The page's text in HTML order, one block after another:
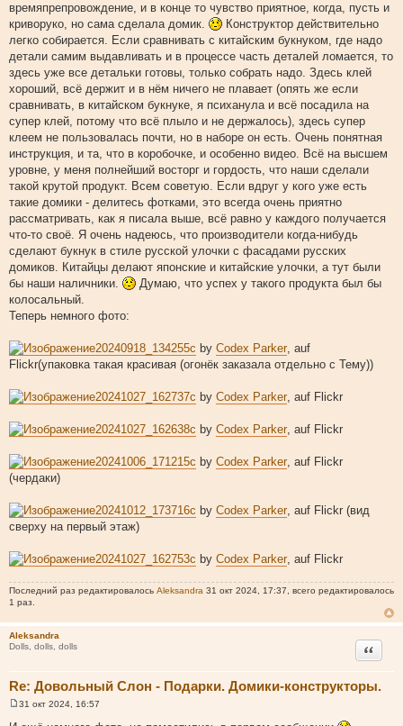
времяпрепровождение, и в конце то чувство приятное, когда, пусть и
криворуко, но сама сделала домик.
Конструктор действительно
легко собирается. Если сравнивать с китайским букнуком, где надо
детали самим выдавливать и в процессе часть деталей ломается, то
здесь уже все детальки готовы, только собрать надо. Здесь клей
хороший, всё держит и в нём ничего не плавает (опять же если
сравнивать, в китайском букнуке, я психанула и всё посадила на
супер клей, потому что всё плыло и не держалось), здесь супер
клеем не пользовалась почти, но в наборе он есть. Очень понятная
инструкция, и та, что в коробочке, и особенно видео. Всё на высшем
уровне, у меня полнейший восторг и гордость, что наши сделали
такой крутой продукт. Всем советую. Если вдруг у кого уже есть
такие домики - делитесь фотками, это всегда очень приятно
рассматривать, как я писала выше, всё равно у каждого получается
что-то своё. Я очень надеюсь, что производители когда-нибудь
сделают букнук в стиле русской улочки с фасадами русских
домиков. Китайцы делают японские и китайские улочки, а тут были
бы наши наличники.
Думаю, что успех у такого продукта был бы
колосальный.
Теперь немного фото:
20240918_134255c by Codex Parker, auf
Flickr(упаковка такая красивая (огонёк заказала отдельно с Тему))
20241027_162737c by Codex Parker, auf Flickr
20241027_162638c by Codex Parker, auf Flickr
20241006_171215c by Codex Parker, auf Flickr
(чердаки)
20241012_173716c by Codex Parker, auf Flickr (вид
сверху на первый этаж)
20241027_162753c by Codex Parker, auf Flickr
Последний раз редактировалось Aleksandra 31 окт 2024, 17:37, всего редактировалось
1 раз.
Aleksandra
Dolls, dolls, dolls
Re: Довольный Слон - Подарки. Домики-конструкторы.
Цитата
31 окт 2024, 16:57